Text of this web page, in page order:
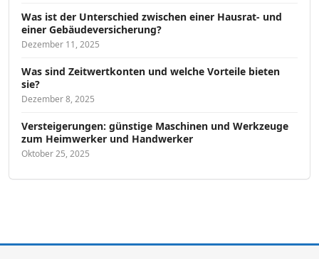
Was ist der Unterschied zwischen einer Hausrat- und
einer Gebäudeversicherung?
Dezember 11, 2025
Was sind Zeitwertkonten und welche Vorteile bieten
sie?
Dezember 8, 2025
Versteigerungen: günstige Maschinen und Werkzeuge
zum Heimwerker und Handwerker
Oktober 25, 2025